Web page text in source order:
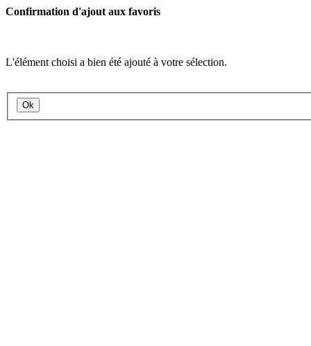
Confirmation d'ajout aux favoris
L'élément choisi a bien été ajouté à votre sélection.